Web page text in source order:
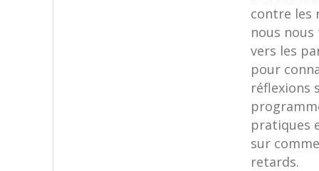
contre les
nous
vers les
pour
réflexions
pratiques
sur
retards.